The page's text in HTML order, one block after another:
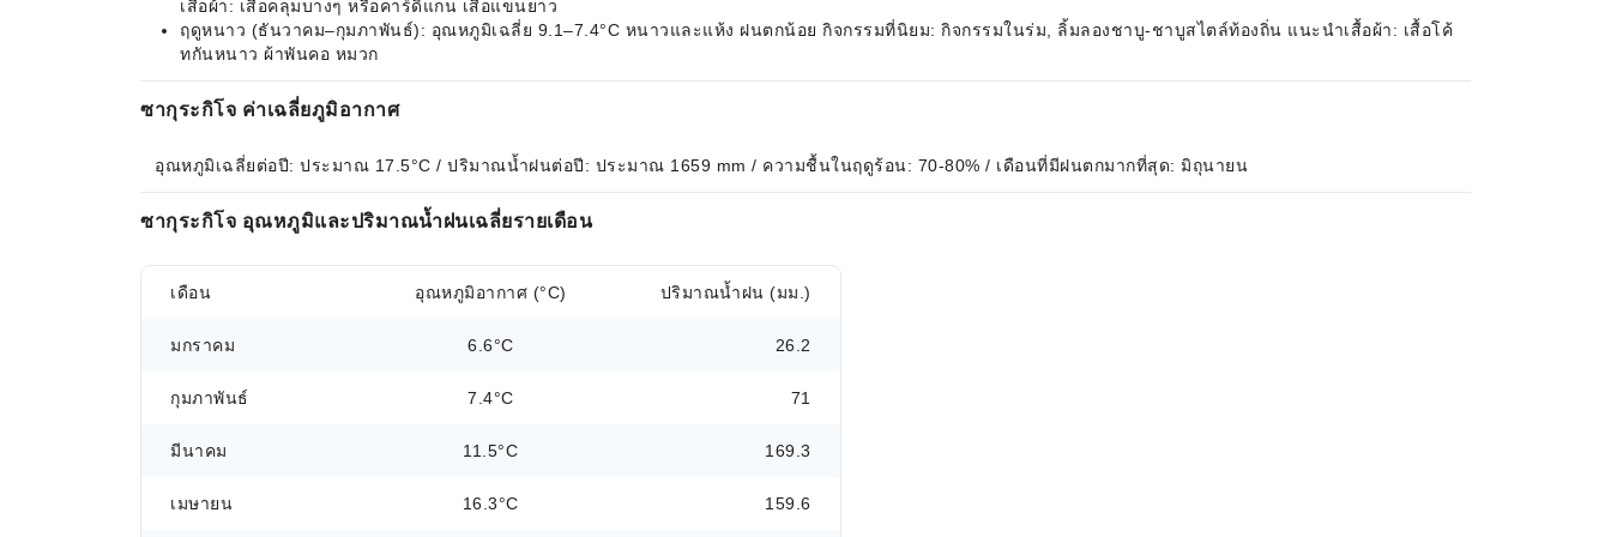
เสื้อผ้า: เสื้อคลุมบางๆ หรือคาร์ดิแกน เสื้อแขนยาว
ฤดูหนาว (ธันวาคม–กุมภาพันธ์): อุณหภูมิเฉลี่ย 9.1–7.4°C หนาวและแห้ง ฝนตกน้อย กิจกรรมที่นิยม: กิจกรรมในร่ม, ลิ้มลองชาบู-ชาบูสไตล์ท้องถิ่น แนะนำเสื้อผ้า: เสื้อโค้
ทกันหนาว ผ้าพันคอ หมวก
ซากุระกิโจ ค่าเฉลี่ยภูมิอากาศ
อุณหภูมิเฉลี่ยต่อปี: ประมาณ 17.5°C / ปริมาณน้ำฝนต่อปี: ประมาณ 1659 mm / ความชื้นในฤดูร้อน: 70-80% / เดือนที่มีฝนตกมากที่สุด: มิถุนายน
ซากุระกิโจ อุณหภูมิและปริมาณน้ำฝนเฉลี่ยรายเดือน
เดือน อุณหภูมิอากาศ (°C) ปริมาณน้ำฝน (มม.)
มกราคม 6.6°C 26.2
กุมภาพันธ์ 7.4°C 71
มีนาคม 11.5°C 169.3
เมษายน 16.3°C 159.6